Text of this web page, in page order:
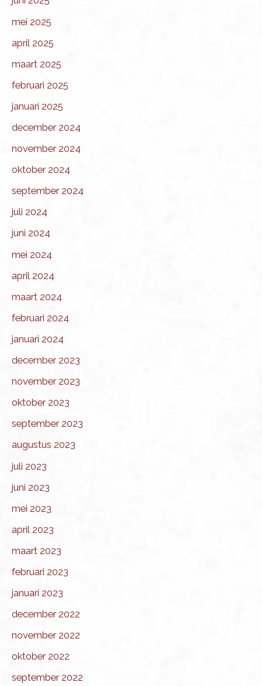
mei 2025
april 2025
maart 2025
februari 2025
januari 2025
december 2024
november 2024
oktober 2024
september 2024
juli 2024
juni 2024
mei 2024
april 2024
maart 2024
februari 2024
januari 2024
december 2023
november 2023
oktober 2023
september 2023
augustus 2023
juli 2023
juni 2023
mei 2023
april 2023
maart 2023
februari 2023
januari 2023
december 2022
november 2022
oktober 2022
september 2022